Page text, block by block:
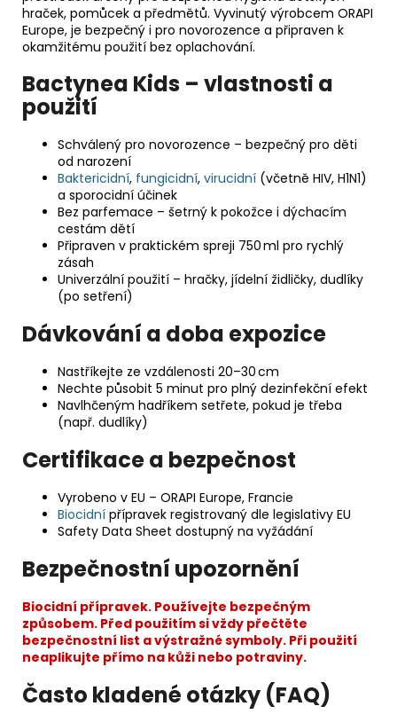
hraček, pomůcek a předmětů. Vyvinutý výrobcem ORAPI
Europe, je bezpečný i pro novorozence a připraven k
okamžitému použití bez oplachování.
Bactynea Kids – vlastnosti a
použití
Schválený pro novorozence – bezpečný pro děti
od narození
Baktericidní, fungicidní, virucidní (včetně HIV, H1N1)
a sporocidní účinek
Bez parfemace – šetrný k pokožce i dýchacím
cestám dětí
Připraven v praktickém spreji 750 ml pro rychlý
zásah
Univerzální použití – hračky, jídelní židličky, dudlíky
(po setření)
Dávkování a doba expozice
Nastříkejte ze vzdálenosti 20–30 cm
Nechte působit 5 minut pro plný dezinfekční efekt
Navlhčeným hadříkem setřete, pokud je třeba
(např. dudlíky)
Certifikace a bezpečnost
Vyrobeno v EU – ORAPI Europe, Francie
Biocidní přípravek registrovaný dle legislativy EU
Safety Data Sheet dostupný na vyžádání
Bezpečnostní upozornění
Biocidní přípravek. Používejte bezpečným
způsobem. Před použitím si vždy přečtěte
bezpečnostní list a výstražné symboly. Při použití
neaplikujte přímo na kůži nebo potraviny.
Často kladené otázky (FAQ)